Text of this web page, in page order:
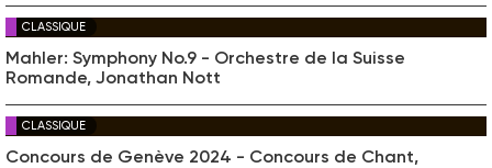
CLASSIQUE
Mahler: Symphony No.9 - Orchestre de la Suisse
Romande, Jonathan Nott
CLASSIQUE
Concours de Genève 2024 - Concours de Chant,